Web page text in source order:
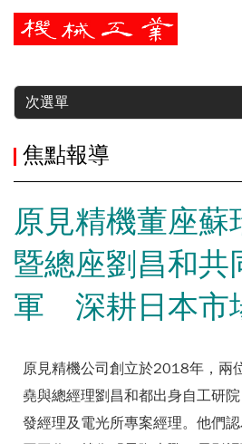
暫停
次選單
焦點報導
原見精機董座蘇
暨總座劉昌和共
軍 深耕日本市
原見精機公司創立於2018年，兩
堯與總經理劉昌和都出身自工研
發經理及電光所專案經理。他們